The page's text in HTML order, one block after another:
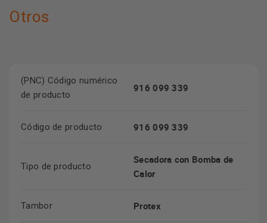
Otros
(PNC) Código numérico
de producto
916 099 339
Código de producto 916 099 339
Tipo de producto
Secadora con Bomba de
Calor
Tambor Protex